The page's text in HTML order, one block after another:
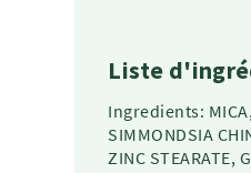
Liste
Ingredients: MICA,
SIMMONDSIA
ZINC STEARATE,